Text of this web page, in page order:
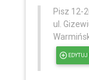
Pisz 12-
ul.